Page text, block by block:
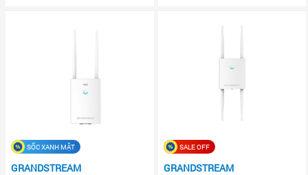
SỐC XANH MẶT
GRANDSTREAM
SALE OFF
GRANDSTREAM